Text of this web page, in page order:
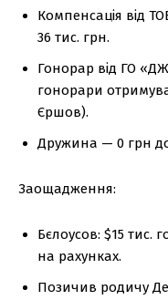
Компенсація від
36 тис. грн.
Гонорар від ГО
гонорари
Єршов).
Дружина — 0 грн
Заощадження:
Бєлоусов: $15 тис.
на рахунках.
Позичив родичу